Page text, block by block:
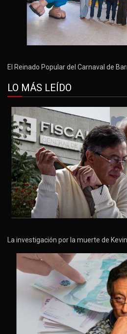
El Reinado Popular del Carnaval de
LO MÁS LEÍDO
La investigación por la muerte de